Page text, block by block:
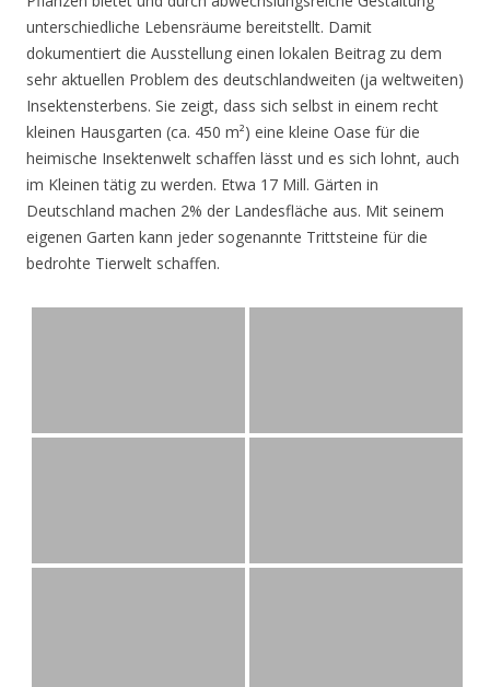
unterschiedliche Lebensräume bereitstellt. Damit
dokumentiert die Ausstellung einen lokalen Beitrag zu dem
sehr aktuellen Problem des deutschlandweiten (ja weltweiten)
Insektensterbens. Sie zeigt, dass sich selbst in einem recht
kleinen Hausgarten (ca. 450 m²) eine kleine Oase für die
heimische Insektenwelt schaffen lässt und es sich lohnt, auch
im Kleinen tätig zu werden. Etwa 17 Mill. Gärten in
Deutschland machen 2% der Landesfläche aus. Mit seinem
eigenen Garten kann jeder sogenannte Trittsteine für die
bedrohte Tierwelt schaffen.